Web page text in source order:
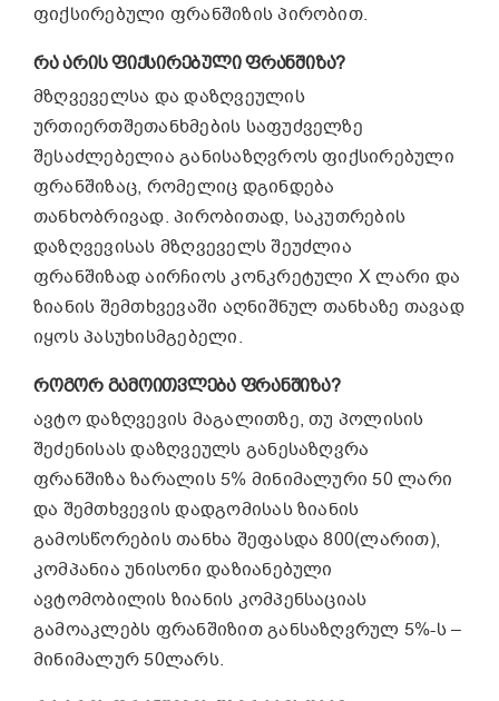
ფიქსირებული ფრანშიზის პირობით.
ᲠᲐ ᲐᲠᲘᲡ ᲤᲘᲥᲡᲘᲠᲔᲑᲣᲚᲘ ᲤᲠᲐᲜᲨᲘᲖᲐ?
მზღვეველსა და დაზღვეულის
ურთიერთშეთანხმების საფუძველზე
შესაძლებელია განისაზღვროს ფიქსირებული
ფრანშიზაც, რომელიც დგინდება
თანხობრივად. პირობითად, საკუთრების
დაზღვევისას მზღვეველს შეუძლია
ფრანშიზად აირჩიოს კონკრეტული X ლარი და
ზიანის შემთხვევაში აღნიშნულ თანხაზე თავად
იყოს პასუხისმგებელი.
ᲠᲝᲒᲝᲠ ᲒᲐᲛᲝᲘᲗᲕᲚᲔᲑᲐ ᲤᲠᲐᲜᲨᲘᲖᲐ?
ავტო დაზღვევის მაგალითზე, თუ პოლისის
შეძენისას დაზღვეულს განესაზღვრა
ფრანშიზა ზარალის 5% მინიმალური 50 ლარი
და შემთხვევის დადგომისას ზიანის
გამოსწორების თანხა შეფასდა 800(ლარით),
კომპანია უნისონი დაზიანებული
ავტომობილის ზიანის კომპენსაციას
გამოაკლებს ფრანშიზით განსაზღვრულ 5%-ს –
მინიმალურ 50ლარს.